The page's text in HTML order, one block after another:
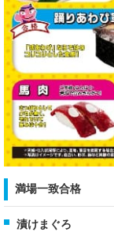
満場一致合格
漬けまぐろ